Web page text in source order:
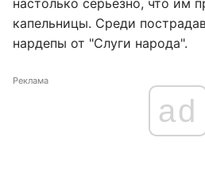
настолько серьезно, что им
капельницы. Среди
нардепы от "Слуги народа".
Реклама
ad